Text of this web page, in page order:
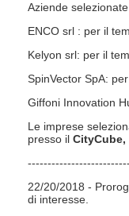
Aziende
ENCO srl : per il
Kelyon srl: per il
SpinVector SpA:
Giffoni Innovation
Le imprese
presso il CityCube,
22/20/2018 -
di interesse.